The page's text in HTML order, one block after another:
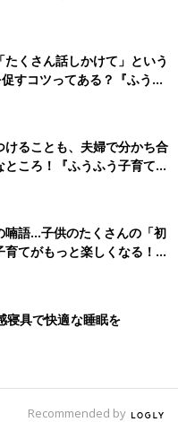
していける方法を提案
ゃんの「叱らなくてい
一番です。”できる
目指してみてくださ
よ！」
に公開されたものです。
たくさん話しかけて」という
すコツってある？『ふうふ
ることも、夫婦で分かち合
ころ！『ふうふう子育て
喃語…子供のたくさんの「初
てがもっと楽しくなる！
寝具で快適な睡眠を
Recommended by